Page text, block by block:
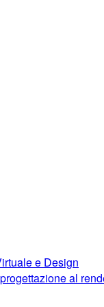
e Design
al